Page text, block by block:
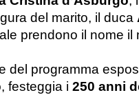
del marito, il duca
prendono il nome il
del programma
festeggia i 250 anni